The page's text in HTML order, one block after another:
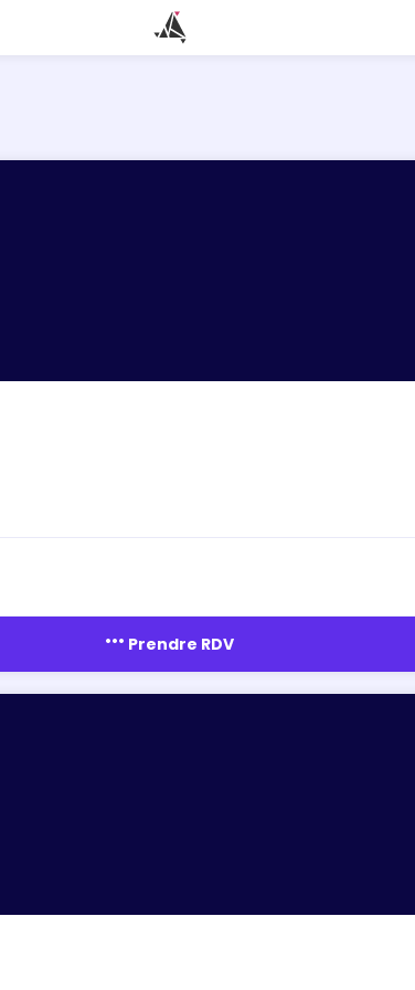
more_horiz Prendre RDV